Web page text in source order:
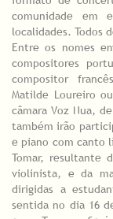
comunidade em
localidades. Todos
Entre os nomes
compositores
compositor
Matilde Loureiro
câmara Voz Nua,
também irão
e piano com canto
Tomar, resultante
violinista, e da
dirigidas a
sentida no dia 16